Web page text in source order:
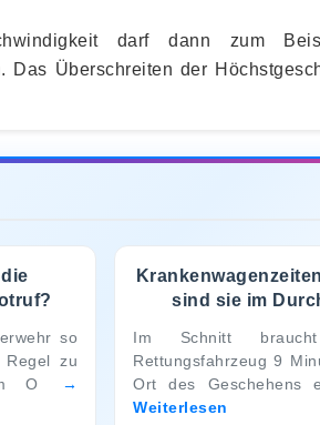
darf dann zum
Das Überschreiten der
so
zu
O
sind sie im
Im Schnitt
Rettungsfahrzeug 9
Ort des Geschehens
Weiterlesen